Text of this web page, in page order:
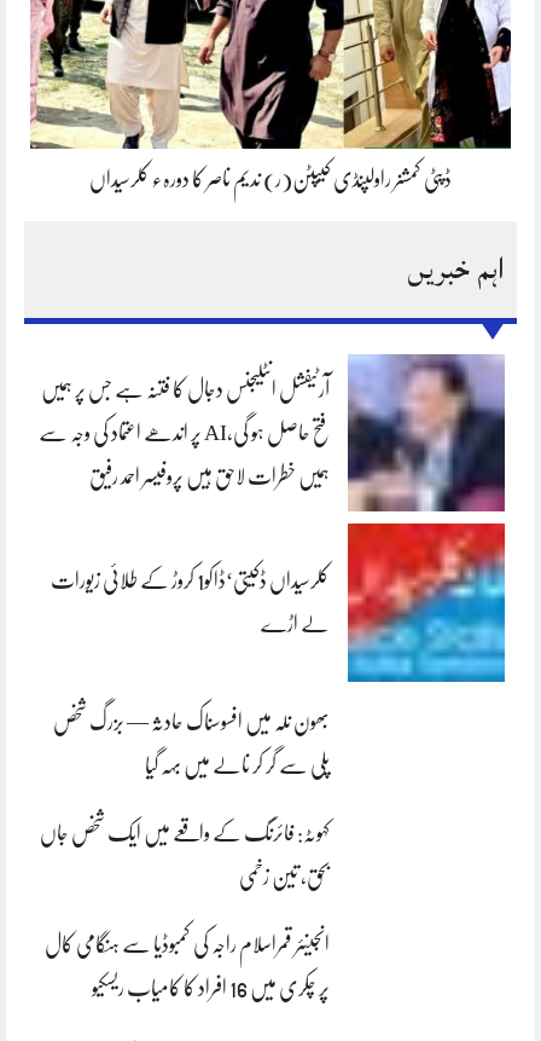
ڈپٹی کمشنر راولپنڈی کیپٹن(ر) ندیم ناصر کا دورہء کلرسیداں
اہم خبریں
آرٹیفشل انٹلیجنس دجال کا فتنہ ہے جس پر ہمیں
فتح حاصل ہو گی،AI پر اندھے اعتماد کی وجہ سے
ہمیں خطرات لاحق ہیں پروفیسر احمد رفیق
کلرسیداں ڈکیتی‘ڈاکو1 کروڑ کے طلائی زیورات
لے اڑے
بھون نلہ میں افسوسناک حادثہ — بزرگ شخص
پلی سے گر کر نالے میں بہہ گیا
کہوٹہ: فائرنگ کے واقعے میں ایک شخص جاں
بحق، تین زخمی
انجینئر قمراسلام راجہ کی کمبوڈیا سے ہنگامی کال
پر چکری میں 16 افراد کا کامیاب ریسکیو